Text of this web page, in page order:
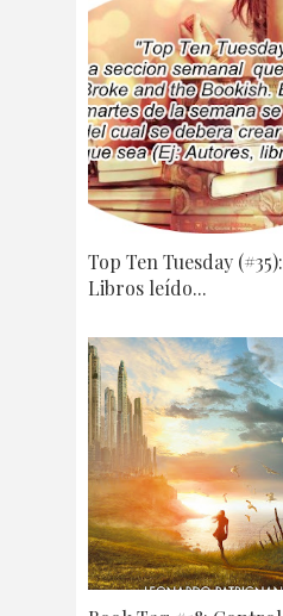
Top Ten Tuesday (#35):
Libros leído...